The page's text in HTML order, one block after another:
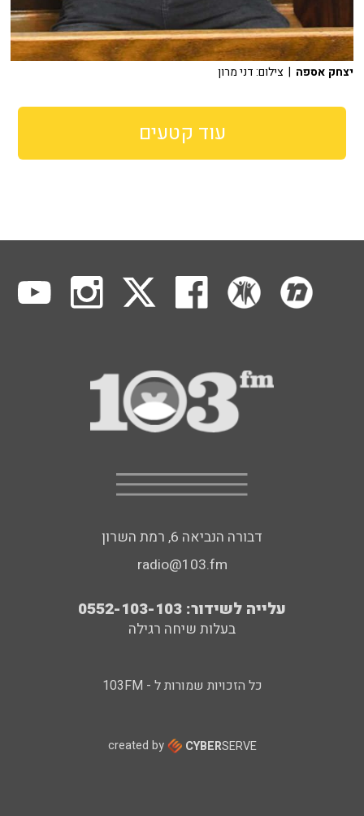
יצחק אספה | צילום: דני מרון
עוד קטעים
דבורה הנביאה 6, רמת השרון
radio@103.fm
עלייה לשידור: 0552-103-103
בעלות שיחה רגילה
כל הזכויות שמורות ל - 103FM
created by CYBERSERVE